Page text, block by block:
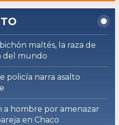
maltés, la raza de
del mundo
policía narra asalto
a hombre por amenazar
en Chaco